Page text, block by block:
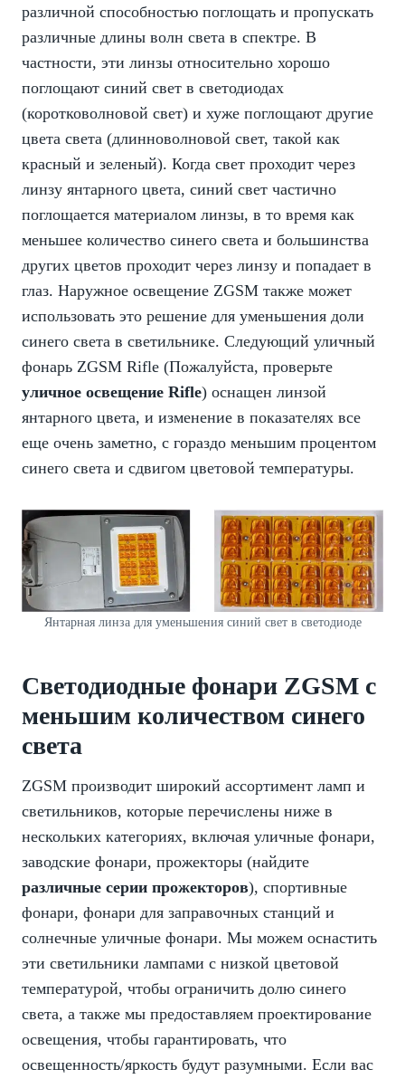
различной способностью поглощать и пропускать
различные длины волн света в спектре. В
частности, эти линзы относительно хорошо
поглощают синий свет в светодиодах
(коротковолновой свет) и хуже поглощают другие
цвета света (длинноволновой свет, такой как
красный и зеленый). Когда свет проходит через
линзу янтарного цвета, синий свет частично
поглощается материалом линзы, в то время как
меньшее количество синего света и большинства
других цветов проходит через линзу и попадает в
глаз. Наружное освещение ZGSM также может
использовать это решение для уменьшения доли
синего света в светильнике. Следующий уличный
фонарь ZGSM Rifle (Пожалуйста, проверьте
уличное освещение Rifle) оснащен линзой
янтарного цвета, и изменение в показателях все
еще очень заметно, с гораздо меньшим процентом
синего света и сдвигом цветовой температуры.
Янтарная линза для уменьшения синий свет в светодиоде
Светодиодные фонари ZGSM с
меньшим количеством синего
света
ZGSM производит широкий ассортимент ламп и
светильников, которые перечислены ниже в
нескольких категориях, включая уличные фонари,
заводские фонари, прожекторы (найдите
различные серии прожекторов), спортивные
фонари, фонари для заправочных станций и
солнечные уличные фонари. Мы можем оснастить
эти светильники лампами с низкой цветовой
температурой, чтобы ограничить долю синего
света, а также мы предоставляем проектирование
освещения, чтобы гарантировать, что
освещенность/яркость будут разумными. Если вас